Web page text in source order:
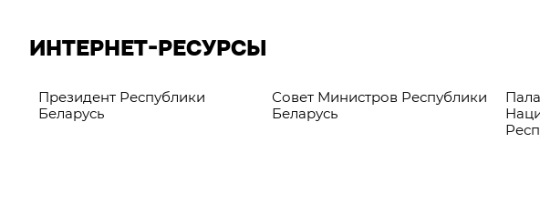
ИНТЕРНЕТ-РЕСУРСЫ
Президент Республики
Беларусь
Совет Министров Республики
Беларусь